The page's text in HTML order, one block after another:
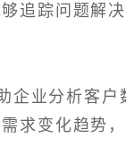
追踪问题解
业分析客户
求变化趋势